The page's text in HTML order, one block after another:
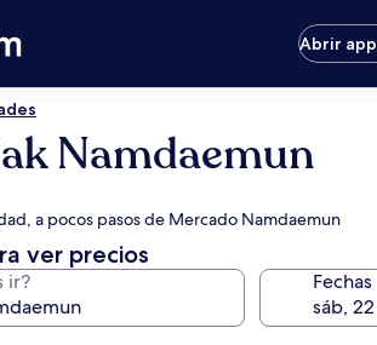
Abrir app
Namdaemun
a pocos pasos de Mercado Namdaemun
ver precios
ir? Fechas